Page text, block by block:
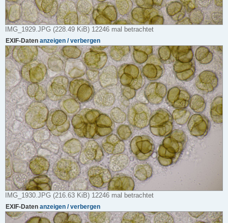
IMG_1929.JPG (228.49 KiB) 12246 mal betrachtet
EXIF-Daten anzeigen / verbergen
IMG_1930.JPG (216.63 KiB) 12246 mal betrachtet
EXIF-Daten anzeigen / verbergen